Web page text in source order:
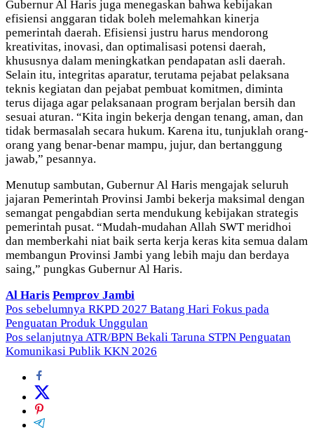
Gubernur Al Haris juga menegaskan bahwa kebijakan
efisiensi anggaran tidak boleh melemahkan kinerja
pemerintah daerah. Efisiensi justru harus mendorong
kreativitas, inovasi, dan optimalisasi potensi daerah,
khususnya dalam meningkatkan pendapatan asli daerah.
Selain itu, integritas aparatur, terutama pejabat pelaksana
teknis kegiatan dan pejabat pembuat komitmen, diminta
terus dijaga agar pelaksanaan program berjalan bersih dan
sesuai aturan. “Kita ingin bekerja dengan tenang, aman, dan
tidak bermasalah secara hukum. Karena itu, tunjuklah orang-
orang yang benar-benar mampu, jujur, dan bertanggung
jawab,” pesannya.
Menutup sambutan, Gubernur Al Haris mengajak seluruh
jajaran Pemerintah Provinsi Jambi bekerja maksimal dengan
semangat pengabdian serta mendukung kebijakan strategis
pemerintah pusat. “Mudah-mudahan Allah SWT meridhoi
dan memberkahi niat baik serta kerja keras kita semua dalam
membangun Provinsi Jambi yang lebih maju dan berdaya
saing,” pungkas Gubernur Al Haris.
Al Haris Pemprov Jambi
Navigasi
pos
Pos sebelumnya RKPD 2027 Batang Hari Fokus pada
Penguatan Produk Unggulan
Pos selanjutnyaATR/BPN Bekali Taruna STPN Penguatan
Komunikasi Publik KKN 2026